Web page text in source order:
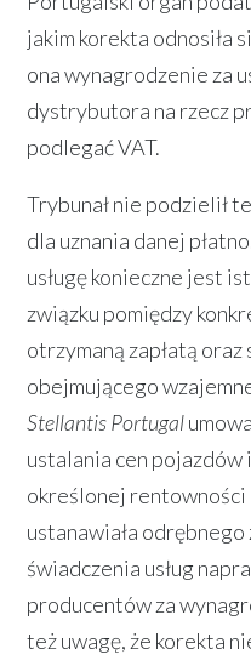
jakim korekta odnosiła
ona wynagrodzenie za
dystrybutora na rzecz
podlegać VAT.
Trybunał nie podzielił
dla uznania danej
usługę konieczne jest
związku pomiędzy
otrzymaną zapłatą
obejmującego
Stellantis Portugal
ustalania cen pojazdów
określonej
ustanawiała
świadczenia usług
producentów za
też uwagę, że korekta